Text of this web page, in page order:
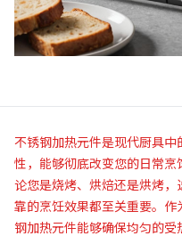
不锈钢加热元件是现代厨具
性，能够彻底改变您的日常
论您是烧烤、烘焙还是烘烤
靠的烹饪效果都至关重要。
钢加热元件能够确保均匀的